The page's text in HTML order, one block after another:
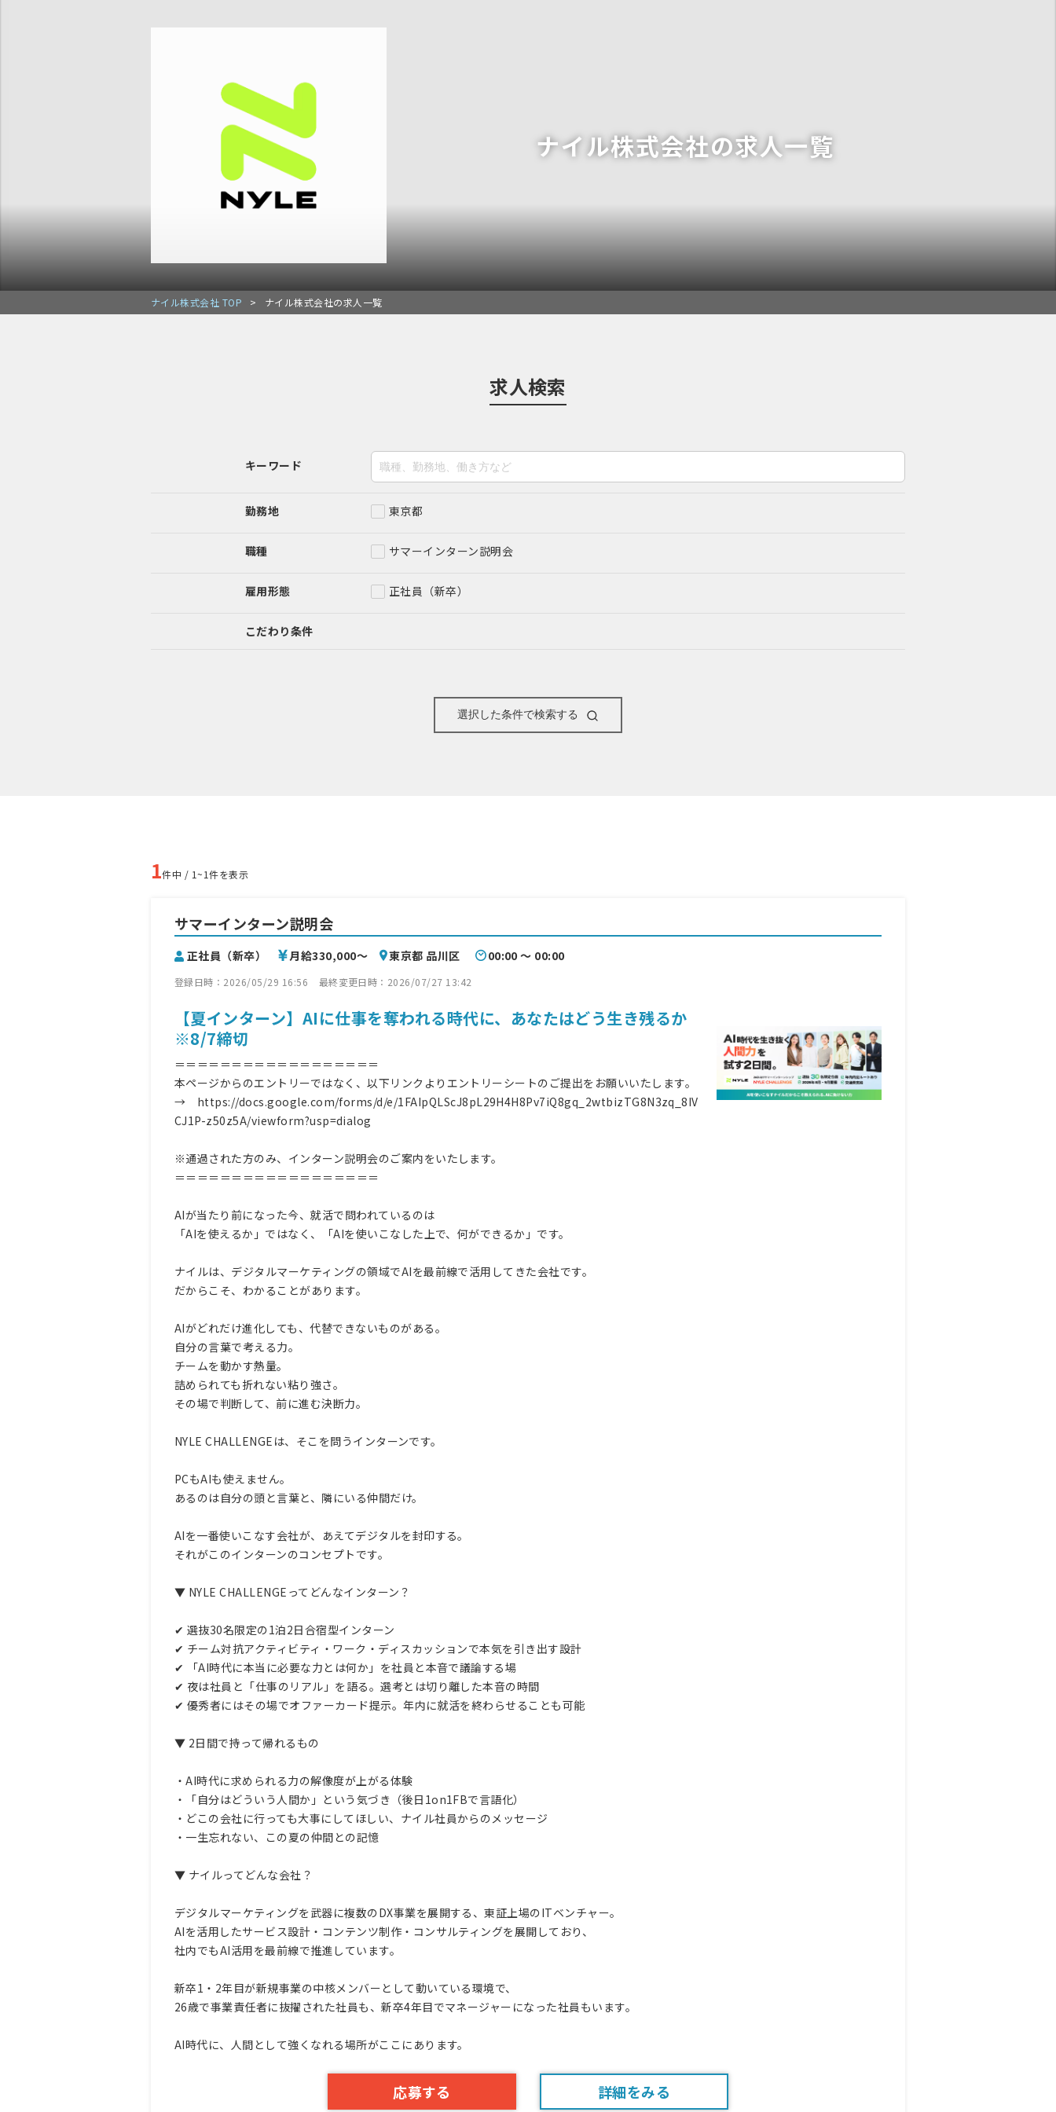
ナイル株式会社の求人一覧
ナイル株式会社 TOP > ナイル株式会社の求人一覧
求人検索
キーワード
勤務地 東京都
職種 サマーインターン説明会
雇用形態 正社員（新卒）
こだわり条件
選択した条件で検索する
1件中 / 1~1件を表示
サマーインターン説明会
正社員（新卒） 月給330,000〜 00:00 〜 00:00
東京都 品川区
登録日時：2026/05/29 16:56 最終変更日時：2026/07/27 13:42
【夏インターン】AIに仕事を奪われる時代に、あなたはどう生き残るか
※8/7締切
＝＝＝＝＝＝＝＝＝＝＝＝＝＝＝＝＝＝
本ページからのエントリーではなく、以下リンクよりエントリーシートのご提出をお願いいたします。
→ https://docs.google.com/forms/d/e/1FAIpQLScJ8pL29H4H8Pv7iQ8gq_2wtbizTG8N3zq_8IV
CJ1P-z50z5A/viewform?usp=dialog
※通過された方のみ、インターン説明会のご案内をいたします。
＝＝＝＝＝＝＝＝＝＝＝＝＝＝＝＝＝＝
AIが当たり前になった今、就活で問われているのは
「AIを使えるか」ではなく、「AIを使いこなした上で、何ができるか」です。
ナイルは、デジタルマーケティングの領域でAIを最前線で活用してきた会社です。
だからこそ、わかることがあります。
AIがどれだけ進化しても、代替できないものがある。
自分の言葉で考える力。
チームを動かす熱量。
詰められても折れない粘り強さ。
その場で判断して、前に進む決断力。
NYLE CHALLENGEは、そこを問うインターンです。
PCもAIも使えません。
あるのは自分の頭と言葉と、隣にいる仲間だけ。
AIを一番使いこなす会社が、あえてデジタルを封印する。
それがこのインターンのコンセプトです。
▼ NYLE CHALLENGEってどんなインターン？
✔ 選抜30名限定の1泊2日合宿型インターン
✔ チーム対抗アクティビティ・ワーク・ディスカッションで本気を引き出す設計
✔ 「AI時代に本当に必要な力とは何か」を社員と本音で議論する場
✔ 夜は社員と「仕事のリアル」を語る。選考とは切り離した本音の時間
✔ 優秀者にはその場でオファーカード提示。年内に就活を終わらせることも可能
▼ 2日間で持って帰れるもの
・AI時代に求められる力の解像度が上がる体験
・「自分はどういう人間か」という気づき（後日1on1FBで言語化）
・どこの会社に行っても大事にしてほしい、ナイル社員からのメッセージ
・一生忘れない、この夏の仲間との記憶
▼ ナイルってどんな会社？
デジタルマーケティングを武器に複数のDX事業を展開する、東証上場のITベンチャー。
AIを活用したサービス設計・コンテンツ制作・コンサルティングを展開しており、
社内でもAI活用を最前線で推進しています。
新卒1・2年目が新規事業の中核メンバーとして動いている環境で、
26歳で事業責任者に抜擢された社員も、新卒4年目でマネージャーになった社員もいます。
AI時代に、人間として強くなれる場所がここにあります。
応募する 詳細をみる